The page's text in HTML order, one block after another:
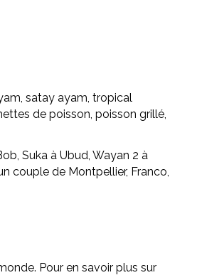
satay ayam, tropical
de poisson, poisson grillé,
Suka à Ubud, Wayan 2 à
couple de Montpellier, Franco,
Pour en savoir plus sur